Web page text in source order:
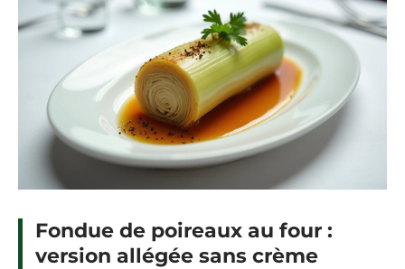
Fondue de poireaux au four :
version allégée sans crème